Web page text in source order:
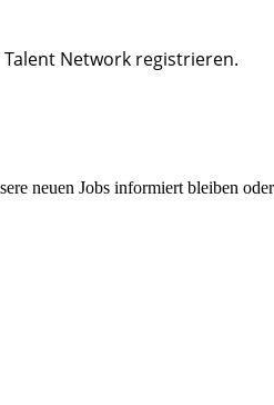
Network registrieren.
neuen Jobs informiert bleiben